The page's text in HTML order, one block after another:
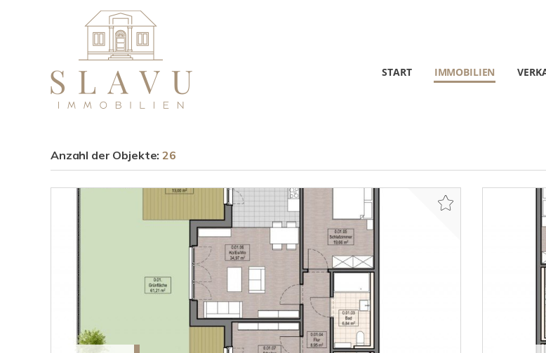
START IMMOBILIEN
Anzahl der Objekte:26